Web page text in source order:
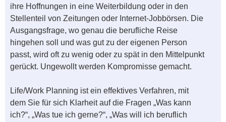
ihre Hoffnungen in eine Weiterbildung oder in den
Stellenteil von Zeitungen oder Internet-Jobbörsen. Die
Ausgangsfrage, wo genau die berufliche Reise
hingehen soll und was gut zu der eigenen Person
passt, wird oft zu wenig oder zu spät in den Mittelpunkt
gerückt. Ungewollt werden Kompromisse gemacht.
Life/Work Planning ist ein effektives Verfahren, mit
dem Sie für sich Klarheit auf die Fragen „Was kann
ich?“, „Was tue ich gerne?“, „Was will ich beruflich